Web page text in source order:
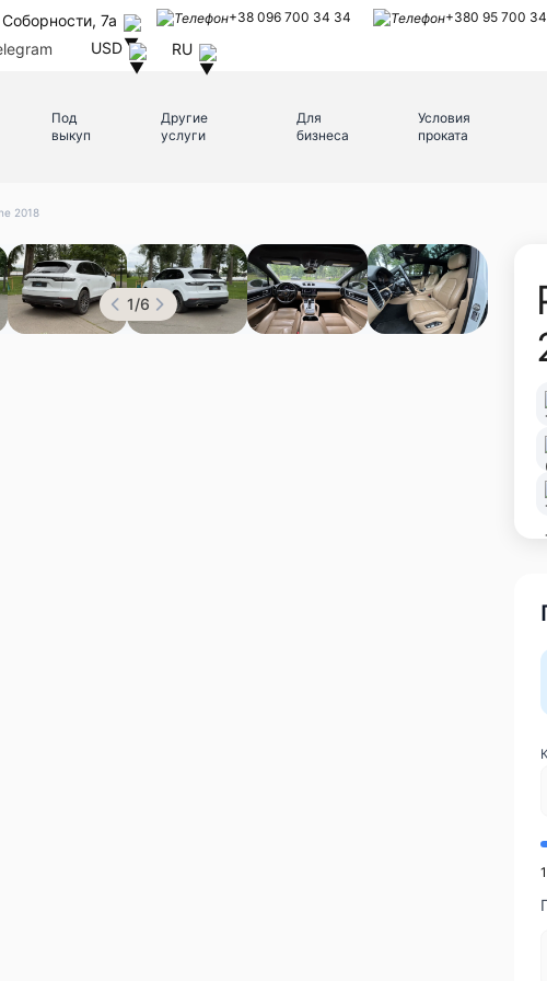
7а +38 096 700 34 34 +380 95 700
USD RU
Под
выкуп
Другие
услуги
Для
бизнеса
Условия
проката
2018
1/6